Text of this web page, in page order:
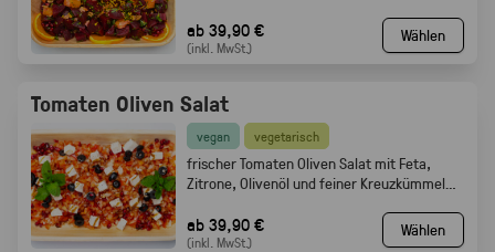
ab 39,90 €
(inkl. MwSt.)
Wählen
Tomaten Oliven Salat
vegan vegetarisch
frischer Tomaten Oliven Salat mit Feta,
Zitrone, Olivenöl und feiner Kreuzkümmel
ab 39,90 €
(inkl. MwSt.)
Wählen